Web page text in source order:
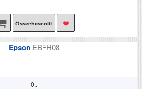
Összehasonlít
Epson EBFH08
0..